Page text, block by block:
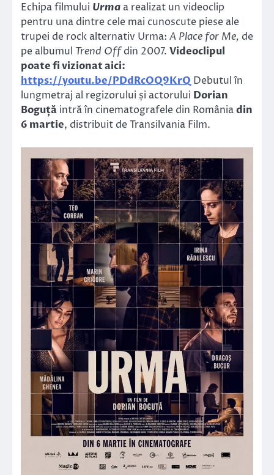
Echipa filmului Urma a realizat un videoclip
pentru una dintre cele mai cunoscute piese ale
trupei de rock alternativ Urma: A Place for Me, de
pe albumul Trend Offdin 2007. Videoclipul
poate fi vizionat aici:
https://youtu.be/PDdRcOQ9KrQDebutul în
lungmetraj al regizorului și actorului Dorian
Boguță intră în cinematografele din Româniadin
6 martie, distribuit de Transilvania Film.